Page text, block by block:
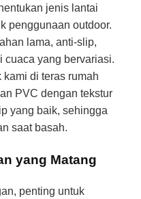
jenis lantai
penggunaan outdoor.
lama, anti-slip,
cuaca yang bervariasi.
di teras rumah
PVC dengan tekstur
yang baik, sehingga
saat basah.
yang Matang
penting untuk